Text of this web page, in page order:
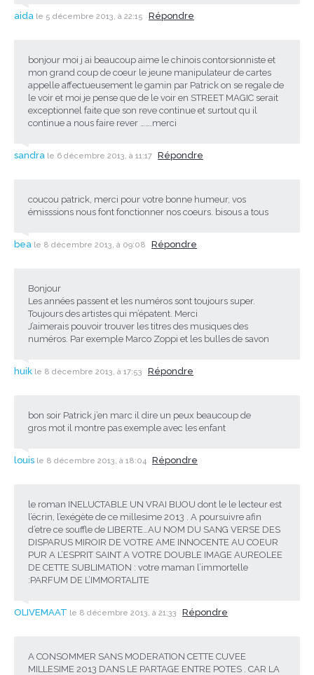
aida le 5 décembre 2013, à 22:15 Répondre
bonjour moi j ai beaucoup aime le chinois contorsionniste et
mon grand coup de coeur le jeune manipulateur de cartes
appelle affectueusement le gamin par Patrick on se regale de
le voir et moi je pense que de le voir en STREET MAGIC serait
exceptionnel faite que son reve continue et surtout qu il
continue a nous faire rever …….merci
sandra le 6 décembre 2013, à 11:17 Répondre
coucou patrick, merci pour votre bonne humeur, vos
émisssions nous font fonctionner nos coeurs. bisous a tous
bea le 8 décembre 2013, à 09:08 Répondre
Bonjour
Les années passent et les numéros sont toujours super.
Toujours des artistes qui m’épatent. Merci
J’aimerais pouvoir trouver les titres des musiques des
numéros. Par exemple Marco Zoppi et les bulles de savon
huik le 8 décembre 2013, à 17:53 Répondre
bon soir Patrick j’en marc il dire un peux beaucoup de
gros mot il montre pas exemple avec les enfant
louis le 8 décembre 2013, à 18:04 Répondre
le roman INELUCTABLE UN VRAI BIJOU dont le le lecteur est
l’écrin, l’exégète de ce millesime 2013 . A poursuivre afin
d’etre ce souffle de LIBERTE…AU NOM DU SANG VERSE DES
DISPARUS MIROIR DE VOTRE AME INNOCENTE AU COEUR
PUR A L’ESPRIT SAINT A VOTRE DOUBLE IMAGE AUREOLEE
DE CETTE SUBLIMATION : votre maman l’immortelle
:PARFUM DE L’IMMORTALITE
OLIVEMAAT le 8 décembre 2013, à 21:33 Répondre
A CONSOMMER SANS MODERATION CETTE CUVEE
MILLESIME 2013 DANS LE PARTAGE ENTRE POTES . CAR LA